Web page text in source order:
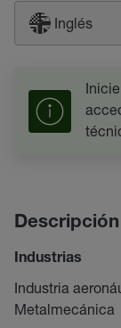
Inglés
Industrias
Industria
Metalmecánica